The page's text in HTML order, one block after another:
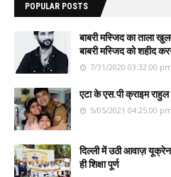
POPULAR POSTS
बाबरी मस्जिद का ताला
बाबरी मस्जिद को शहीद
7/31/2020 03:32:00 pm
एटा के एस.पी क्राइम
5/05/2021 04:25:00 pm
दिल्ली में उठी आवाज़ यूक्रेन
ही शिक्षा पूर्ण